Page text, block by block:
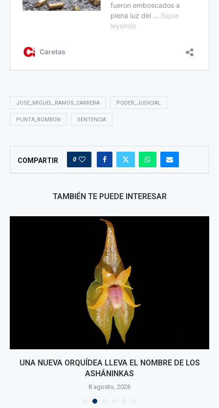
JOSE_MIGUEL_RAMOS_CARRERA PODER_JUDICIAL
PUNTA_BOMBON SENTENCIA
COMPARTIR 0
TAMBIÉN TE PUEDE INTERESAR
UNA NUEVA ORQUÍDEA LLEVA EL NOMBRE DE LOS
ASHÁNINKAS
8 agosto, 2026